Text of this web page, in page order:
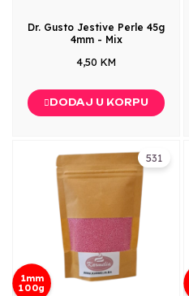
Dr. Gusto Jestive Perle 45g
4mm - Mix
4,50 KM
DODAJ U KORPU
531
1mm
100g